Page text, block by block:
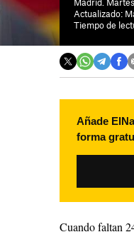
Madrid.
Actualizado:
Tiempo de
Añade
forma
Cuando faltan